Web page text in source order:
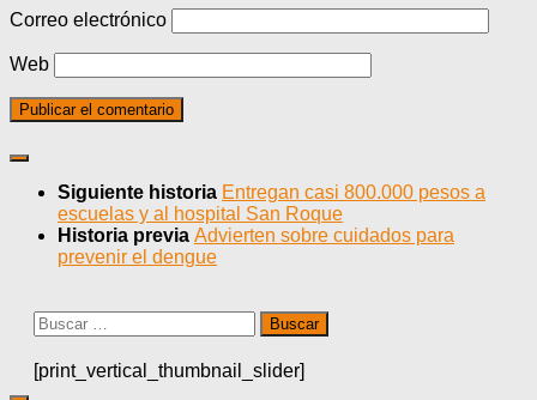
Correo electrónico
Web
Siguiente historia Entregan casi 800.000 pesos a
escuelas y al hospital San Roque
Historia previa Advierten sobre cuidados para
prevenir el dengue
Buscar:
[print_vertical_thumbnail_slider]